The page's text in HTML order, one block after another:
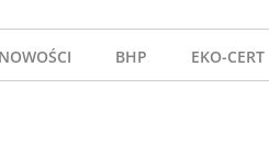
NOWOŚCI BHP EKO-CERT